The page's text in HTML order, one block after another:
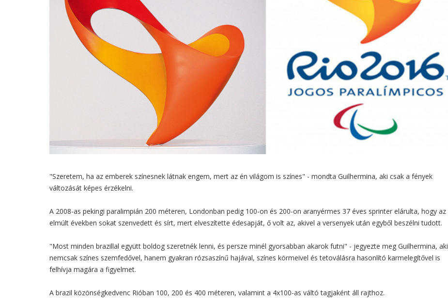
"Szeretem, ha az emberek színesnek látnak engem, mert az én világom is színes" - mondta Guilhermina, aki csak a fények
változását képes érzékelni.
A 2008-as pekingi paralimpián 200 méteren, Londonban pedig 100-on és 200-on aranyérmes 37 éves sprinter elárulta, hogy az
elmúlt években sokat szenvedett és sírt, mert elveszítette édesapját, ő volt az, akivel a versenyek után egyből beszélni tudott.
"Most minden brazillal együtt boldog szeretnék lenni, és persze minél gyorsabban akarok futni" - jegyezte meg Guilhermina, aki
nemcsak színes szemfedővel, hanem gyakran rózsaszínű hajával, színes körmeivel és tetoválásra hasonlító karmelegítővel is
felhívja magára a figyelmet.
A brazil közönségkedvenc Rióban 100, 200 és 400 méteren, valamint a 4x100-as váltó tagjaként áll rajthoz.